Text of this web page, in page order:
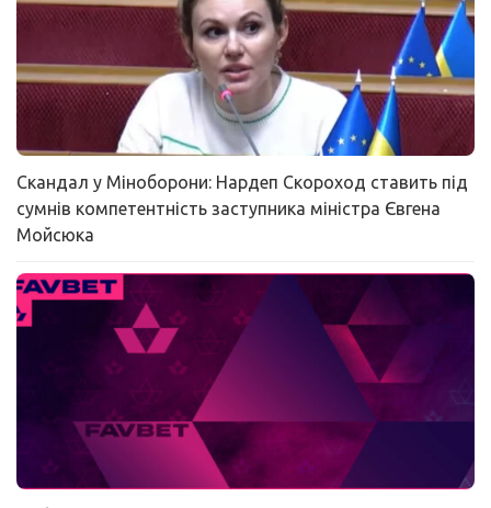
Скандал у Міноборони: Нардеп Скороход ставить під
сумнів компетентність заступника міністра Євгена
Мойсюка